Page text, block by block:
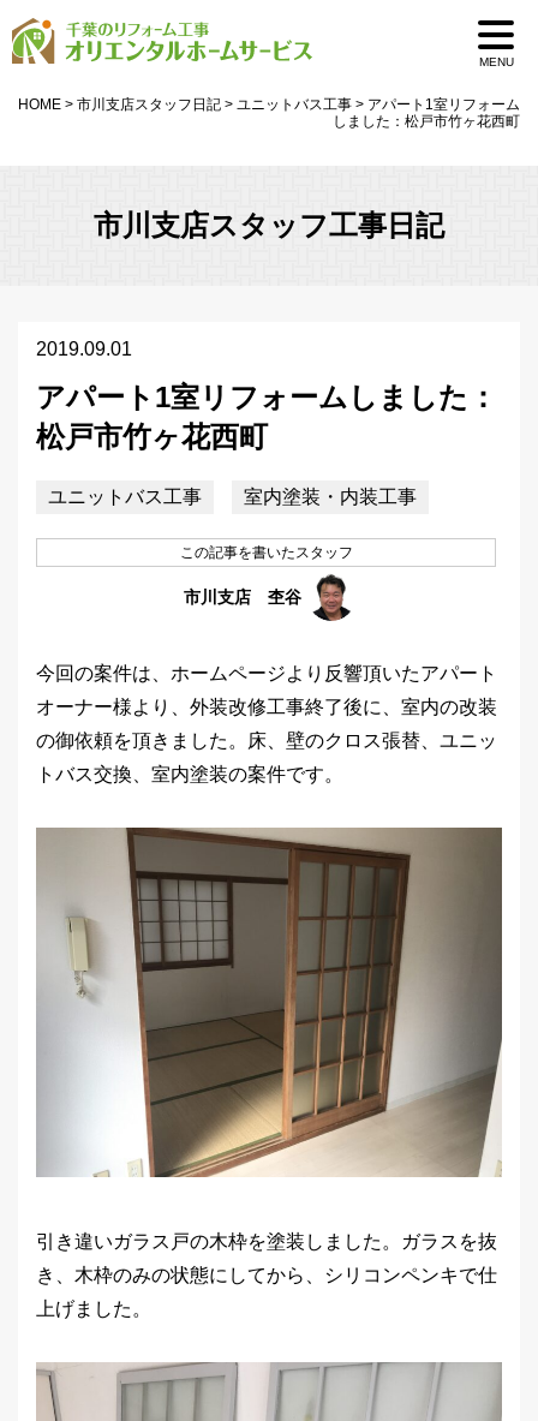
MENU
HOME > 市川支店スタッフ日記 > ユニットバス工事 > アパート1室リフォーム
しました：松戸市竹ヶ花西町
市川支店スタッフ工事日記
2019.09.01
アパート1室リフォームしました：
松戸市竹ヶ花西町
ユニットバス工事 室内塗装・内装工事
この記事を書いたスタッフ
市川支店 杢谷
今回の案件は、ホームページより反響頂いたアパート
オーナー様より、外装改修工事終了後に、室内の改装
の御依頼を頂きました。床、壁のクロス張替、ユニッ
トバス交換、室内塗装の案件です。
引き違いガラス戸の木枠を塗装しました。ガラスを抜
き、木枠のみの状態にしてから、シリコンペンキで仕
上げました。